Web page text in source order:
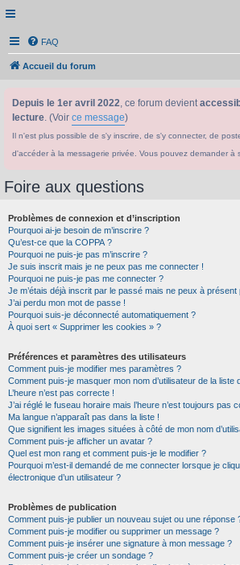
FAQ
Accueil du forum
Depuis le 1er avril 2022, ce forum devient
lecture. (Voir ce message)
Il n'est plus possible de s'y inscrire, de s'y connecter, de
d'accéder à la messagerie privée. Vous pouvez demander à
Foire aux questions
Problèmes de connexion et d’inscription
Pourquoi ai-je besoin de m’inscrire ?
Qu’est-ce que la COPPA ?
Pourquoi ne puis-je pas m’inscrire ?
Je suis inscrit mais je ne peux pas me connecter !
Pourquoi ne puis-je pas me connecter ?
Je m’étais déjà inscrit par le passé mais ne peux à
J’ai perdu mon mot de passe !
Pourquoi suis-je déconnecté automatiquement ?
À quoi sert « Supprimer les cookies » ?
Préférences et paramètres des utilisateurs
Comment puis-je modifier mes paramètres ?
Comment puis-je masquer mon nom d’utilisateur de la liste
L’heure n’est pas correcte !
J’ai réglé le fuseau horaire mais l’heure n’est toujours pas
Ma langue n’apparaît pas dans la liste !
Que signifient les images situées à côté de mon nom
Comment puis-je afficher un avatar ?
Quel est mon rang et comment puis-je le modifier ?
Pourquoi m’est-il demandé de me connecter lorsque je
électronique d’un utilisateur ?
Problèmes de publication
Comment puis-je publier un nouveau sujet ou une réponse
Comment puis-je modifier ou supprimer un message ?
Comment puis-je insérer une signature à mon message ?
Comment puis-je créer un sondage ?